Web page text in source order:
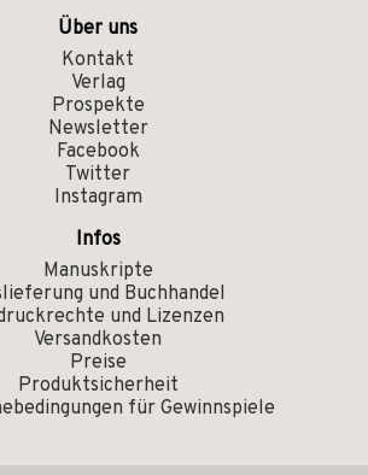
Über uns
Kontakt
Verlag
Prospekte
Newsletter
Facebook
Twitter
Instagram
Infos
Manuskripte
und Buchhandel
und Lizenzen
Versandkosten
Preise
Produktsicherheit
für Gewinnspiele